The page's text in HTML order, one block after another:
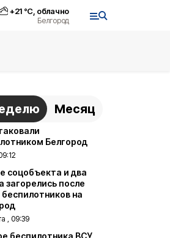
+21°С, облачно
Белгород
Месяц
Белгород
соцобъекта и два
загорелись после
на
, 09:39
беспилотника ВСУ